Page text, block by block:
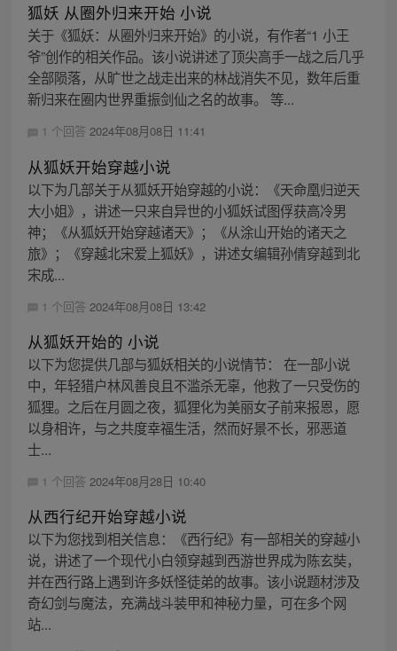
狐妖 从圈外归来开始 小说
关于《狐妖：从圈外归来开始》的小说，有作者“1 小王
爷”创作的相关作品。该小说讲述了顶尖高手一战之后几乎
全部陨落，从旷世之战走出来的林战消失不见，数年后重
新归来在圈内世界重振剑仙之名的故事。 等...
1 个回答 2024年08月08日 11:41
从狐妖开始穿越小说
以下为几部关于从狐妖开始穿越的小说：《天命凰归逆天
大小姐》，讲述一只来自异世的小狐妖试图俘获高冷男
神；《从狐妖开始穿越诸天》；《从涂山开始的诸天之
旅》；《穿越北宋爱上狐妖》，讲述女编辑孙倩穿越到北
宋成...
1 个回答 2024年08月08日 13:42
从狐妖开始的 小说
以下为您提供几部与狐妖相关的小说情节： 在一部小说
中，年轻猎户林风善良且不滥杀无辜，他救了一只受伤的
狐狸。之后在月圆之夜，狐狸化为美丽女子前来报恩，愿
以身相许，与之共度幸福生活，然而好景不长，邪恶道
士...
1 个回答 2024年08月28日 10:40
从西行纪开始穿越小说
以下为您找到相关信息：《西行纪》有一部相关的穿越小
说，讲述了一个现代小白领穿越到西游世界成为陈玄奘，
并在西行路上遇到许多妖怪徒弟的故事。该小说题材涉及
奇幻剑与魔法，充满战斗装甲和神秘力量，可在多个网
站...